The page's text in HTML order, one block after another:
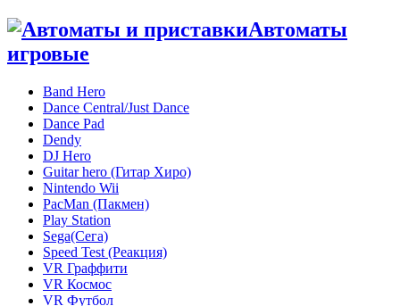
Автоматы
игровые
Band Hero
Dance Central/Just Dance
Dance Pad
Dendy
DJ Hero
Guitar hero (Гитар Хиро)
Nintendo Wii
PacMan (Пакмен)
Play Station
Sega(Сега)
Speed Test (Реакция)
VR Граффити
VR Космос
VR Футбол